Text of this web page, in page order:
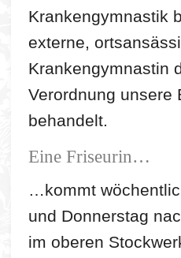
Krankengymnastik
externe,
Krankengymnastin
Verordnung unsere
behandelt.
Eine Friseurin…
…kommt
und Donnerstag
im oberen